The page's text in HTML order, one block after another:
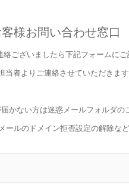
客様お問い合わせ窓口
ございましたら下記フォームにご
当者よりご連絡させていただきます
かない方は迷惑メールフォルダの
ールのドメイン拒否設定の解除な